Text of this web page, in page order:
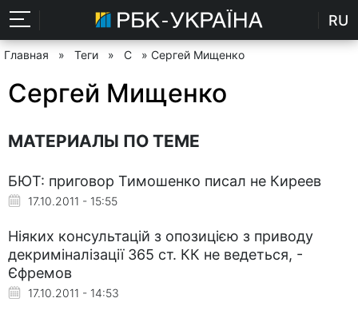
RU
Главная » Теги » С » Сергей Мищенко
Сергей Мищенко
МАТЕРИАЛЫ ПО ТЕМЕ
БЮТ: приговор Тимошенко писал не Киреев
17.10.2011 - 15:55
Ніяких консультацій з опозицією з приводу
декриміналізації 365 ст. КК не ведеться, -
Єфремов
17.10.2011 - 14:53